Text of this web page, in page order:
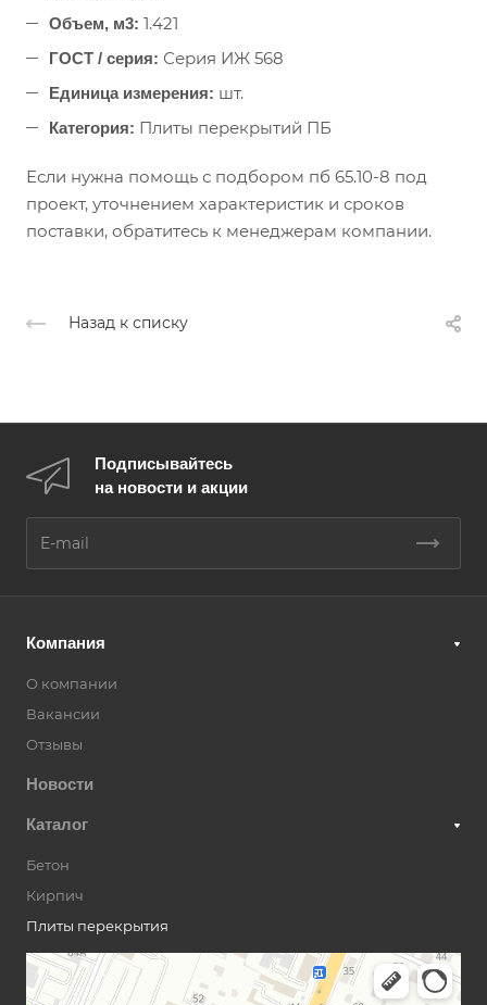
Объем, м3: 1.421
ГОСТ / серия: Серия ИЖ 568
Единица измерения: шт.
Категория: Плиты перекрытий ПБ
Если нужна помощь с подбором пб 65.10-8 под
проект, уточнением характеристик и сроков
поставки, обратитесь к менеджерам компании.
Назад к списку
Подписывайтесь
на новости и акции
Компания
О компании
Вакансии
Отзывы
Новости
Каталог
Бетон
Кирпич
Плиты перекрытия